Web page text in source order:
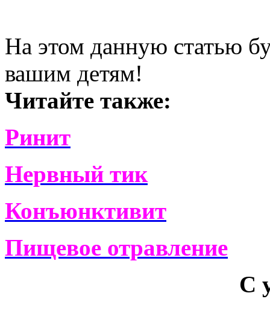
На этом данную статью
вашим детям!
Читайте также:
Ринит
Нервный тик
Конъюнктивит
Пищевое отравление
С